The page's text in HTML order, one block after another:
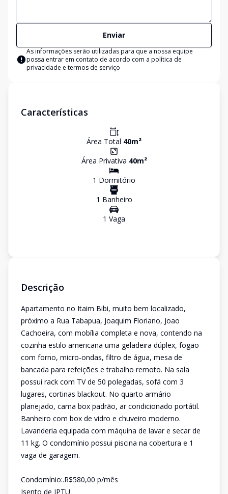
Enviar
As informações serão utilizadas para que a nossa equipe
possa entrar em contato de acordo com a política de
privacidade e termos de serviço
Características
Área Total 40m²
Área Privativa 40m²
1 Dormitório
1 Banheiro
1 Vaga
Descrição
Apartamento no Itaim Bibi, muito bem localizado,
próximo a Rua Tabapua, Joaquim Floriano, Joao
Cachoeira, com mobília completa e nova, contendo na
cozinha estilo americana uma geladeira dúplex, fogão
com forno, micro-ondas, filtro de água, mesa de
bancada para refeições e trabalho remoto. Na sala
possui rack com TV de 50 polegadas, sofá com 3
lugares, cortinas blackout. No quarto armário
planejado, cama box padrão, ar condicionado portátil.
Banheiro com box de vidro e chuveiro moderno.
Lavanderia equipada com máquina de lavar e secar de
11 kg. O condomínio possui piscina na cobertura e 1
vaga de garagem.
Condomínio:.R$580,00 p/mês
Isento de IPTU